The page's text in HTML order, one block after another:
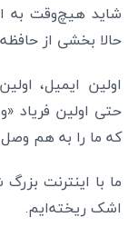
شاید هیچ‌وقت به
حالا بخشی از
اولین ایمیل،
حتی اولین فریاد
که ما را به هم
ما با اینترنت
اشک ریخته‌ایم.